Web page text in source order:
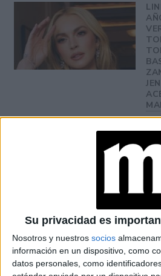
Su privacidad es
Nosotros y nuestros socios
información en un dispositivo, como
datos personales, como